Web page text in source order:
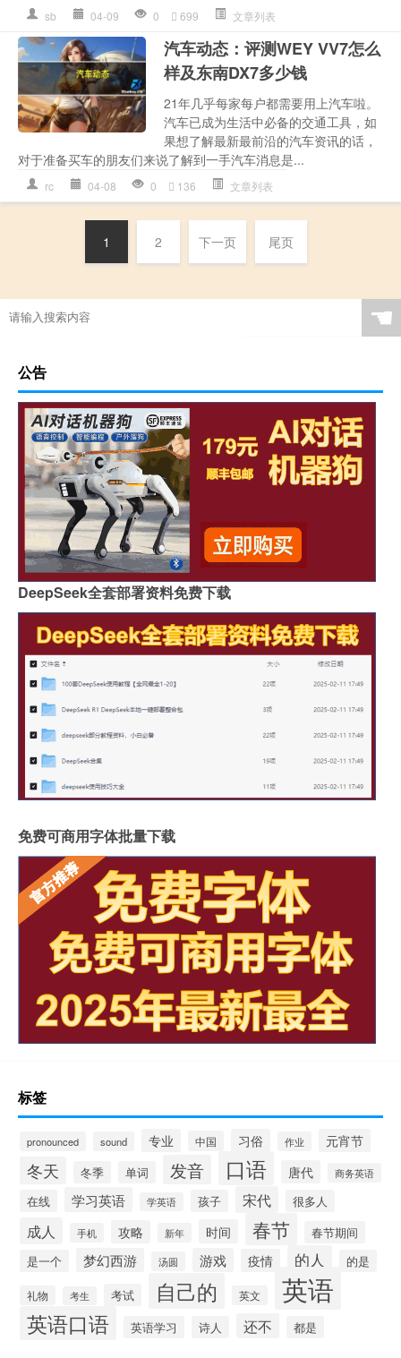
sb 04-09 0 699 文章列表
汽车动态：评测WEY VV7怎么
样及东南DX7多少钱
21年几乎每家每户都需要用上汽车啦。
汽车已成为生活中必备的交通工具，如
果想了解最新最前沿的汽车资讯的话，
对于准备买车的朋友们来说了解到一手汽车消息是...
rc 04-08 0 136 文章列表
1 2 下一页 尾页
☚
公告
DeepSeek全套部署资料免费下载
免费可商用字体批量下载
标签
pronounced sound 专业 中国 习俗 作业 元宵节
冬天 冬季 单词 发音 口语 唐代 商务英语
在线 学习英语 学英语 孩子 宋代 很多人
成人 手机 攻略 新年 时间 春节
春节期间
是一个
梦幻西游 汤圆 游戏 疫情 的人 的是
礼物 考生 考试 自己的 英文 英语
英语口语 英语学习 诗人 还不 都是